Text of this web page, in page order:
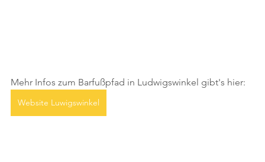
Mehr Infos zum Barfußpfad in Ludwigswinkel gibt's hier:
Website Luwigswinkel